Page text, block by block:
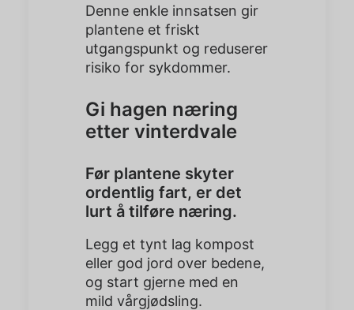
Denne enkle innsatsen gir
plantene et friskt
utgangspunkt og reduserer
risiko for sykdommer.
Gi hagen næring
etter vinterdvale
Før plantene skyter
ordentlig fart, er det
lurt å tilføre næring.
Legg et tynt lag kompost
eller god jord over bedene,
og start gjerne med en
mild vårgjødsling.